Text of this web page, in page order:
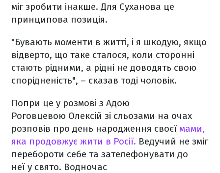
міг зробити інакше. Для Суханова це
принципова позиція.
"Бувають моменти в житті, і я шкодую, якщо
відверто, що таке сталося, коли сторонні
стають рідними, а рідні не доводять свою
спорідненість", – сказав тоді чоловік.
Попри це у розмові з Адою
Роговцевою Олексій зі сльозами на очах
розповів про день народження своєї мами,
яка продовжує жити в Росії. Ведучий не зміг
перебороти себе та зателефонувати до
неї у свято. Водночас